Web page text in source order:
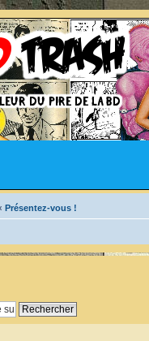
‹ Présentez-vous !